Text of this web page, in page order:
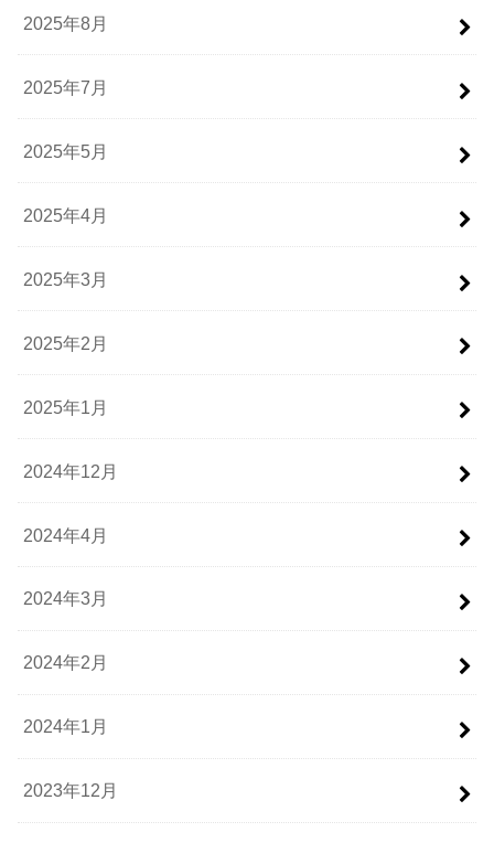
2025年8月
2025年7月
2025年5月
2025年4月
2025年3月
2025年2月
2025年1月
2024年12月
2024年4月
2024年3月
2024年2月
2024年1月
2023年12月